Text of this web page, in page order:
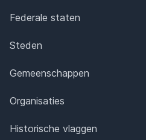
Federale staten
Steden
Gemeenschappen
Organisaties
Historische vlaggen